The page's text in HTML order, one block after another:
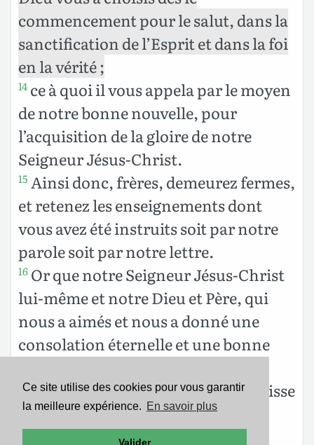
Ce site utilise des cookies pour vous garantir
la meilleure expérience. En savoir plus
Valider
commencement pour le salut, dansla
sanctification de l’Esprit et dansla foi
en la vérité ;
14 ce à quoi il vous appela par le moyen
de notre bonne nouvelle, pour
l’acquisition de la gloire de notre
Seigneur Jésus-Christ.
15 Ainsi donc, frères, demeurez fermes,
et retenez les enseignementsdont
vous avez été instruits soit par notre
parole soit par notre lettre.
16 Or que notre Seigneur Jésus-Christ
lui-même et notre Dieu et Père, qui
nous a aimés et nous a donné une
consolation éternelle et une bonne
17console vos cœurs et vous affermisse
en toute bonne parole et en toute
bonne œuvre !